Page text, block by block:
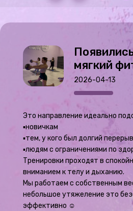
мягкий
2026-04-13
Это направление идеально
▪️новичкам
▪️тем, у кого был долгий
▪️людям с ограничениями по
Тренировки проходят в
вниманием к телу и дыханию.
Мы работаем с собственным
небольшое утяжеление это
эффективно ☺️